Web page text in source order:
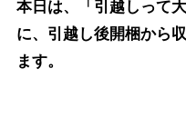
本日は、「引越しって
に、引越し後開梱から
ます。